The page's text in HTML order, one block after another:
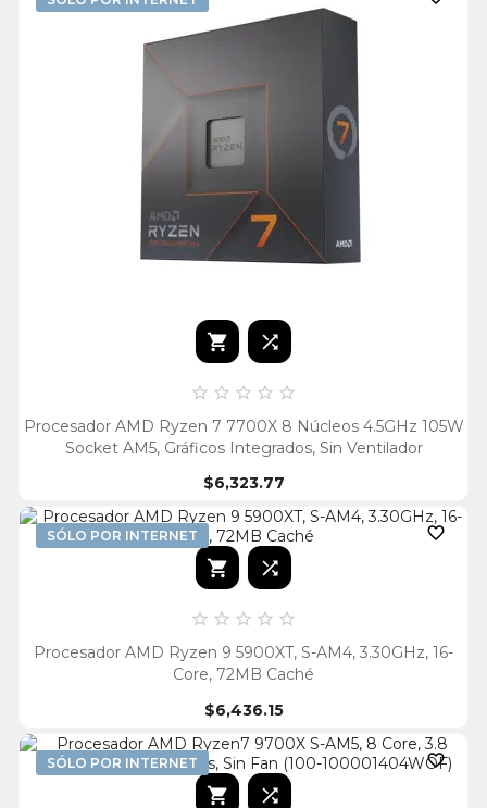
 
    
Procesador AMD Ryzen 7 7700X 8 Núcleos 4.5GHz 105W
Socket AM5, Gráficos Integrados, Sin Ventilador
$6,323.77
SÓLO POR INTERNET 
 
    
Procesador AMD Ryzen 9 5900XT, S-AM4, 3.30GHz, 16-
Core, 72MB Caché
$6,436.15
SÓLO POR INTERNET 
 